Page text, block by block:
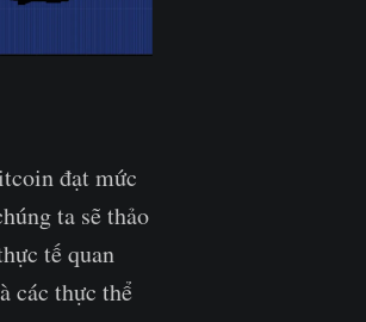
đạt mức
ta sẽ thảo
tế quan
các thực thể